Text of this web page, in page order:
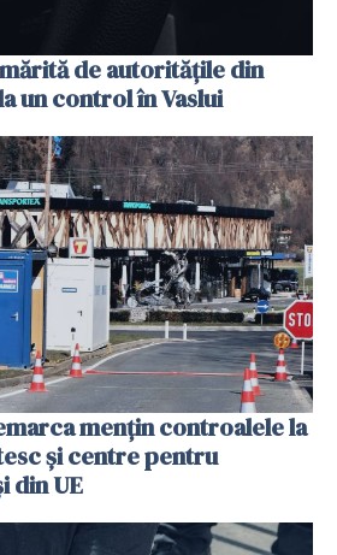
de autoritățile din
un control în Vaslui
mențin controalele la
și centre pentru
din UE